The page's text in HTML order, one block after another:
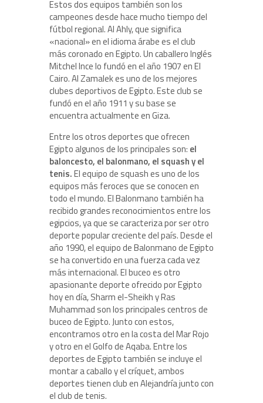
Estos dos equipos también son los
campeones desde hace mucho tiempo del
fútbol regional. Al Ahly, que significa
«nacional» en el idioma árabe es el club
más coronado en Egipto. Un caballero Inglés
Mitchel Ince lo fundó en el año 1907 en El
Cairo. Al Zamalek es uno de los mejores
clubes deportivos de Egipto. Este club se
fundó en el año 1911 y su base se
encuentra actualmente en Giza.
Entre los otros deportes que ofrecen
Egipto algunos de los principales son: el
baloncesto, el balonmano, el squash y el
tenis.El equipo de squash es uno de los
equipos más feroces que se conocen en
todo el mundo. El Balonmano también ha
recibido grandes reconocimientos entre los
egipcios, ya que se caracteriza por ser otro
deporte popular creciente del país. Desde el
año 1990, el equipo de Balonmano de Egipto
se ha convertido en una fuerza cada vez
más internacional. El buceo es otro
apasionante deporte ofrecido por Egipto
hoy en día, Sharm el-Sheikh y Ras
Muhammad son los principales centros de
buceo de Egipto. Junto con estos,
encontramos otro en la costa del Mar Rojo
y otro en el Golfo de Aqaba. Entre los
deportes de Egipto también se incluye el
montar a caballo y el críquet, ambos
deportes tienen club en Alejandría junto con
el club de tenis.